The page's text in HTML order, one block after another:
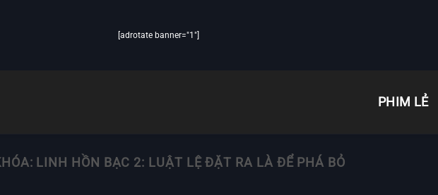
[adrotate banner="1"]
PHIM LẺ
LINH HỒN BẠC 2: LUẬT LỆ ĐẶT RA LÀ ĐỂ PHÁ BỎ